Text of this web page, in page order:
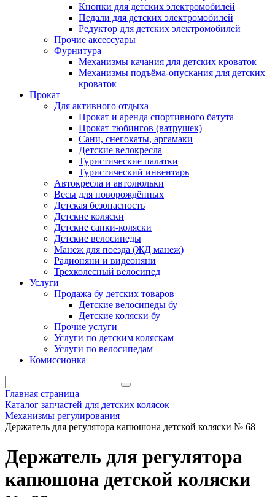
Кнопки для детских электромобилей
Педали для детских электромобилей
Редуктор для детских электромобилей
Прочие аксессуары
Фурнитура
Механизмы качания для детских кроваток
Механизмы подъёма-опускания для детских
кроваток
Прокат
Для активного отдыха
Прокат и аренда спортивного батута
Прокат тюбингов (ватрушек)
Сани, снегокаты, аргамаки
Детские велокресла
Туристические палатки
Туристический инвентарь
Автокресла и автолюльки
Весы для новорождённых
Детская безопасность
Детские коляски
Детские санки-коляски
Детские велосипеды
Манеж для поезда (ЖД манеж)
Радионяни и видеоняни
Трехколесный велосипед
Услуги
Продажа бу детских товаров
Детские велосипеды бу
Детские коляски бу
Прочие услуги
Услуги по детским коляскам
Услуги по велосипедам
Комиссионка
Главная страница
Каталог запчастей для детских колясок
Механизмы регулирования
Держатель для регулятора капюшона детской коляски № 68
Держатель для регулятора
капюшона детской коляски